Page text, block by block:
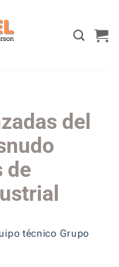
del
de
técnico Grupo